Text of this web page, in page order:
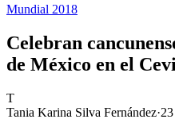
Mundial 2018
Celebran
de México en el
T
Tania Karina Silva Fernández·